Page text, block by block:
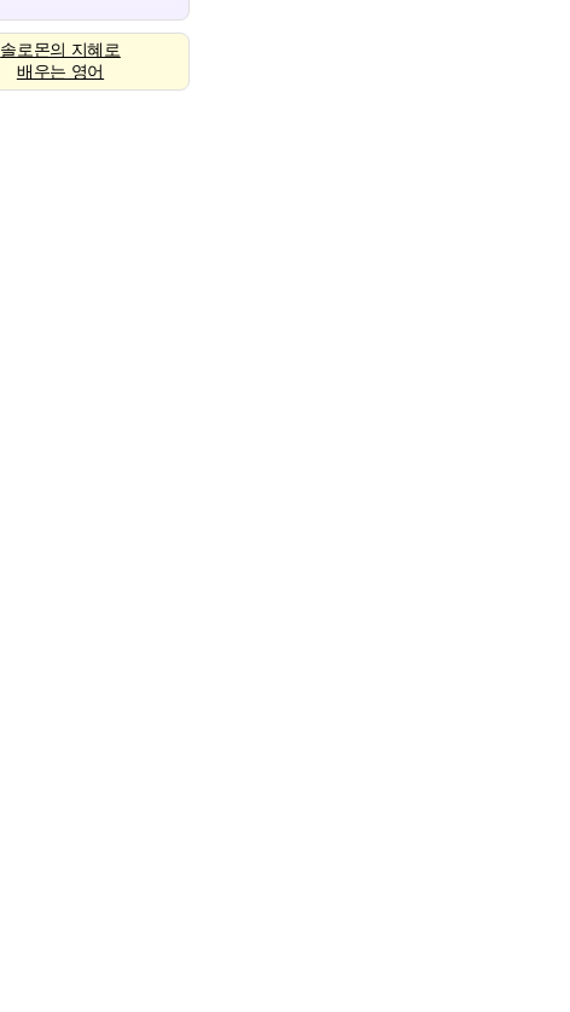
솔로몬의 지혜로
배우는 영어